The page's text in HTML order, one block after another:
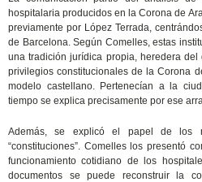
hospitalaria producidos en la Corona de
previamente por López Terrada,
de Barcelona. Según Comelles, estas
una tradición jurídica propia, heredera
privilegios constitucionales de la Corona
modelo castellano. Pertenecían a la
tiempo se explica precisamente por ese
Además, se explicó el papel de los
“constituciones”. Comelles los presentó
funcionamiento cotidiano de los
documentos se puede reconstruir la